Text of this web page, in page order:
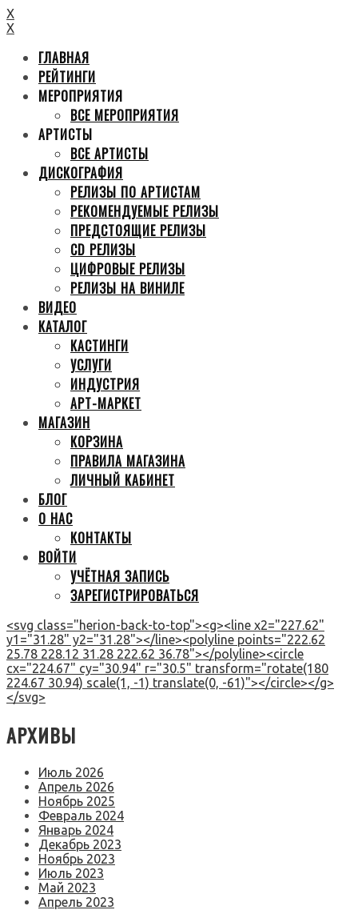
X
X
ГЛАВНАЯ
РЕЙТИНГИ
МЕРОПРИЯТИЯ
ВСЕ МЕРОПРИЯТИЯ
АРТИСТЫ
ВСЕ АРТИСТЫ
ДИСКОГРАФИЯ
РЕЛИЗЫ ПО АРТИСТАМ
РЕКОМЕНДУЕМЫЕ РЕЛИЗЫ
ПРЕДСТОЯЩИЕ РЕЛИЗЫ
CD РЕЛИЗЫ
ЦИФРОВЫЕ РЕЛИЗЫ
РЕЛИЗЫ НА ВИНИЛЕ
ВИДЕО
КАТАЛОГ
КАСТИНГИ
УСЛУГИ
ИНДУСТРИЯ
АРТ-МАРКЕТ
МАГАЗИН
КОРЗИНА
ПРАВИЛА МАГАЗИНА
ЛИЧНЫЙ КАБИНЕТ
БЛОГ
О НАС
КОНТАКТЫ
ВОЙТИ
УЧЁТНАЯ ЗАПИСЬ
ЗАРЕГИСТРИРОВАТЬСЯ
<svg class="herion-back-to-top"><g><line x2="227.62"
y1="31.28" y2="31.28"></line><polyline points="222.62
25.78 228.12 31.28 222.62 36.78"></polyline><circle
cx="224.67" cy="30.94" r="30.5" transform="rotate(180
224.67 30.94) scale(1, -1) translate(0, -61)"></circle></g>
</svg>
АРХИВЫ
Июль 2026
Апрель 2026
Ноябрь 2025
Февраль 2024
Январь 2024
Декабрь 2023
Ноябрь 2023
Июль 2023
Май 2023
Апрель 2023